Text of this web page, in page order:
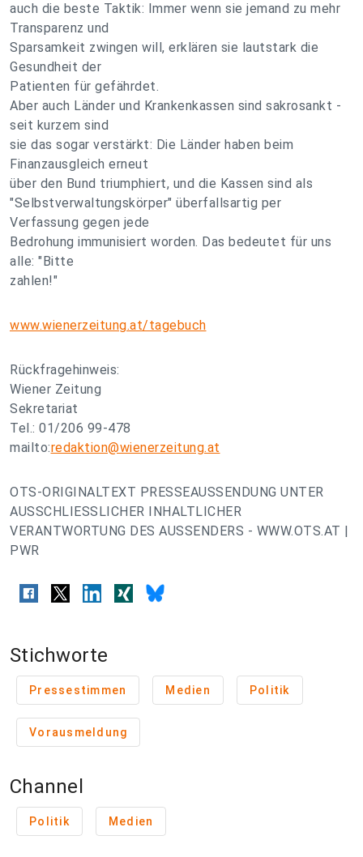
auch die beste Taktik: Immer wenn sie jemand zu mehr
Transparenz und
Sparsamkeit zwingen will, erklären sie lautstark die
Gesundheit der
Patienten für gefährdet.
Aber auch Länder und Krankenkassen sind sakrosankt -
seit kurzem sind
sie das sogar verstärkt: Die Länder haben beim
Finanzausgleich erneut
über den Bund triumphiert, und die Kassen sind als
"Selbstverwaltungskörper" überfallsartig per
Verfassung gegen jede
Bedrohung immunisiert worden. Das bedeutet für uns
alle: "Bitte
zahlen!"
www.wienerzeitung.at/tagebuch
Rückfragehinweis:
Wiener Zeitung
Sekretariat
Tel.: 01/206 99-478
mailto:redaktion@wienerzeitung.at
OTS-ORIGINALTEXT PRESSEAUSSENDUNG UNTER
AUSSCHLIESSLICHER INHALTLICHER
VERANTWORTUNG DES AUSSENDERS - WWW.OTS.AT |
PWR
Stichworte
Pressestimmen Medien Politik
Vorausmeldung
Channel
Politik Medien